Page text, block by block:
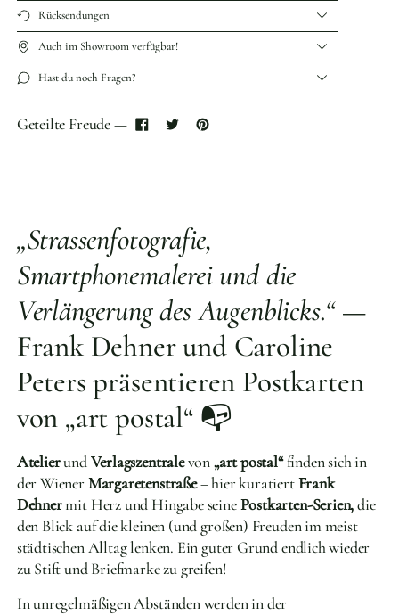
Rücksendungen
Auch im Showroom verfügbar!
Hast du noch Fragen?
Geteilte Freude —
„Strassenfotografie,
Smartphonemalerei und die
Verlängerung des Augenblicks.“—
Frank Dehner und Caroline
Peters präsentieren Postkarten
von „art postal“ 📭
AtelierundVerlagszentralevon„art postal“finden sich in
der WienerMargaretenstraße– hier kuratiertFrank
Dehnermit Herz und Hingabe seinePostkarten-Serien,die
den Blick auf die kleinen (und großen) Freuden im meist
städtischen Alltag lenken. Ein guter Grund endlich wieder
zu Stift und Briefmarke zu greifen!
In unregelmäßigen Abständen werden in der